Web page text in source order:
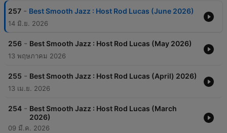
257 - Best Smooth Jazz : Host Rod Lucas (June 2026)
14 มิ.ย. 2026
256 - Best Smooth Jazz : Host Rod Lucas (May 2026)
13 พฤษภาคม 2026
255 - Best Smooth Jazz : Host Rod Lucas (April) 2026)
13 เม.ย. 2026
254 - Best Smooth Jazz : Host Rod Lucas (March
2026)
09 มี.ค. 2026